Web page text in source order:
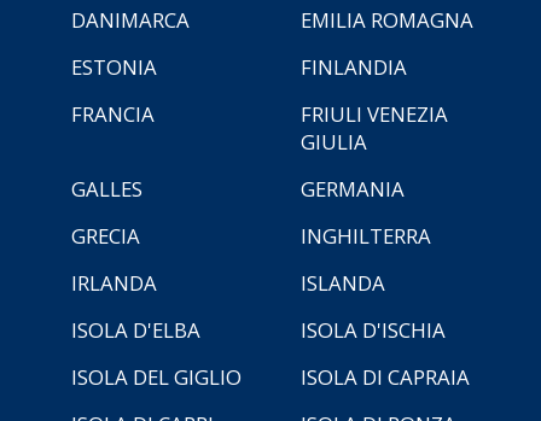
DANIMARCA
EMILIA ROMAGNA
ESTONIA
FINLANDIA
FRANCIA
FRIULI VENEZIA
GIULIA
GALLES
GERMANIA
GRECIA
INGHILTERRA
IRLANDA
ISLANDA
ISOLA D'ELBA
ISOLA D'ISCHIA
ISOLA DEL GIGLIO
ISOLA DI CAPRAIA